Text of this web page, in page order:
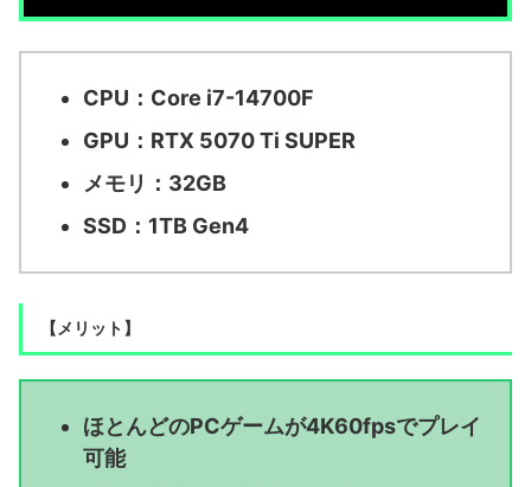
CPU：Core i7-14700F
GPU：RTX 5070 Ti SUPER
メモリ：32GB
SSD：1TB Gen4
【メリット】
ほとんどのPCゲームが4K60fpsでプレイ
可能